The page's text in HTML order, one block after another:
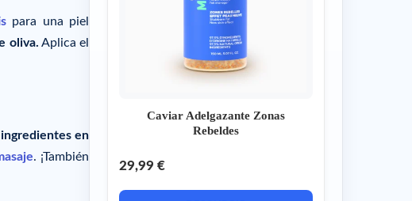
para una piel
oliva. Aplica el
en
. ¡También
Caviar Adelgazante Zonas
Rebeldes
29,99 €